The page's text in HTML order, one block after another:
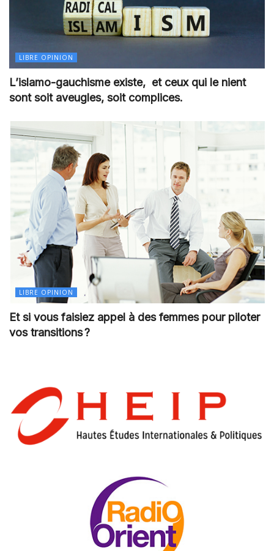
LIBRE OPINION
L’islamo-gauchisme existe, et ceux qui le nient
sont soit aveugles, soit complices.
LIBRE OPINION
Et si vous faisiez appel à des femmes pour piloter
vos transitions ?